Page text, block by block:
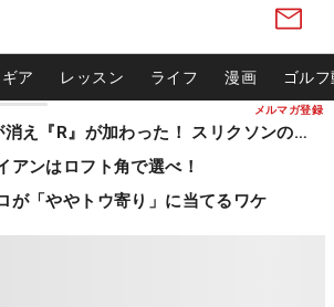
メルマガ登録
ギア レッスン ライフ 漫画 ゴル
『4』が消え『R』が加わった！ スリクソンの新作
アンはロフト角で選べ！
が「ややトウ寄り」に当てるワケ